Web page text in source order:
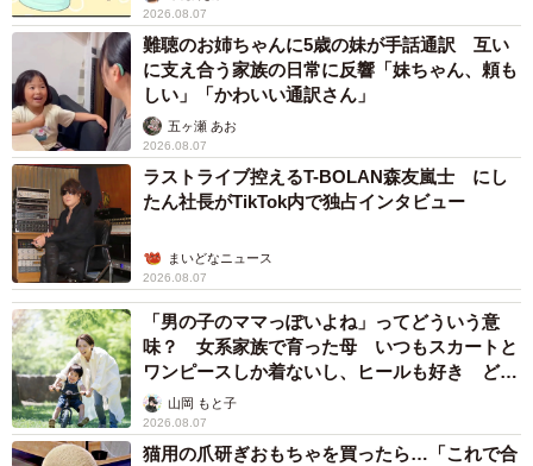
2026.08.07
難聴のお姉ちゃんに5歳の妹が手話通訳 互い
に支え合う家族の日常に反響「妹ちゃん、頼も
しい」「かわいい通訳さん」
五ヶ瀬 あお
2026.08.07
ラストライブ控えるT-BOLAN森友嵐士 にし
たん社長がTikTok内で独占インタビュー
まいどなニュース
2026.08.07
「男の子のママっぽいよね」ってどういう意
味？ 女系家族で育った母 いつもスカートと
ワンピースしか着ないし、ヒールも好き どの
へんが…
山岡 もと子
2026.08.07
猫用の爪研ぎおもちゃを買ったら…「これで合